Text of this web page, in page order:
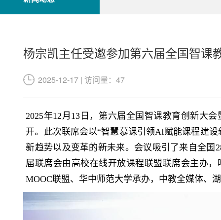
杨宗凯主任受邀参加第六届全国智课
2025-12-17 | 访问量：47
2025年12月13日，第六届全国智课教育创新大
开。此次联席会以“智慧慕课引领AI赋能课程建
新趋势以及变革的新未来。会议吸引了来自全国
届联席会由高校在线开放课程联盟联席会主办
MOOC联盟、华中师范大学承办，中教全媒体、